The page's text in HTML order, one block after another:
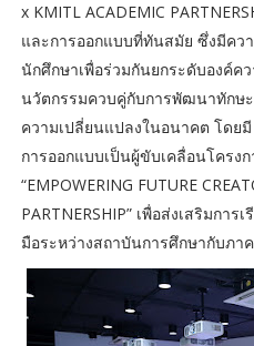
x KMITL ACADEMIC
และการออกแบบที่ทันสมัย ซึ่งมีค
นักศึกษาเพื่อร่วมกันยกระดับองค์ค
นวัตกรรมควบคู่กับการพัฒนาทักษ
ความเปลี่ยนแปลงในอนาคต โดย
การออกแบบเป็นผู้ขับเคลื่อนโครง
“EMPOWERING FUTURE
PARTNERSHIP” เพื่อส่งเสริมกา
มือระหว่างสถาบันการศึกษากับภา